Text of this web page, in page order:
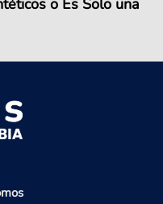
o Es Solo una